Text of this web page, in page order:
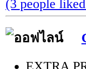
(3 people